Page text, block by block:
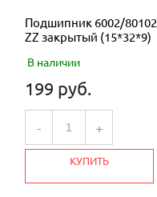
Подшипник 6002/80102
ZZ закрытый (15*32*9)
В наличии
199 руб.
- +
КУПИТЬ